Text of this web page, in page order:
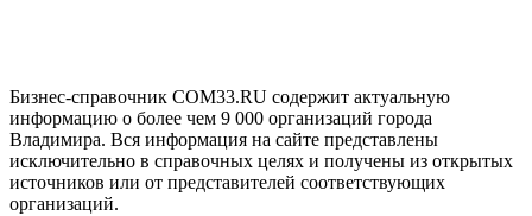
Бизнес-справочник COM33.RU содержит актуальную
информацию о более чем 9 000 организаций города
Владимира. Вся информация на сайте представлены
исключительно в справочных целях и получены из открытых
источников или от представителей соответствующих
организаций.